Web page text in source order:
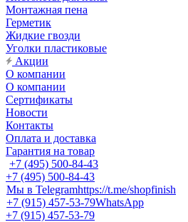
Монтажная пена
Герметик
Жидкие гвозди
Уголки пластиковые
Акции
О компании
О компании
Сертификаты
Новости
Контакты
Оплата и доставка
Гарантия на товар
+7 (495) 500-84-43
+7 (495) 500-84-43
Мы в Telegramhttps://t.me/shopfinish
+7 (915) 457-53-79WhatsApp
+7 (915) 457-53-79